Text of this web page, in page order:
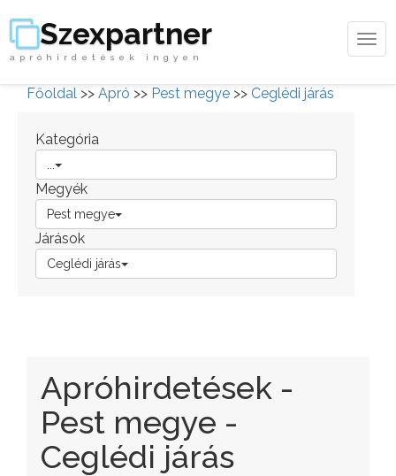
Szexpartner
apróhirdetések ingyen
Főoldal >> Apró >> Pest megye >> Ceglédi járás
Kategória
Megyék
Pest megye
Járások
Ceglédi járás
Apróhirdetések -
Pest megye -
Ceglédi járás